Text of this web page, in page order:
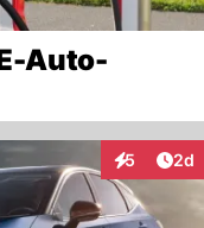
Auto-
5 2d